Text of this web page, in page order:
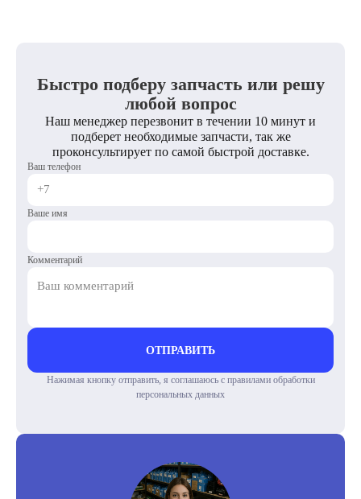
Быстро подберу запчасть или решу
любой вопрос
Наш менеджер перезвонит в течении 10 минут и
подберет необходимые запчасти, так же
проконсультирует по самой быстрой доставке.
Ваш телефон
Ваше имя
Комментарий
ОТПРАВИТЬ
Нажимая кнопку отправить, я соглашаюсь с правилами обработки
персональных данных